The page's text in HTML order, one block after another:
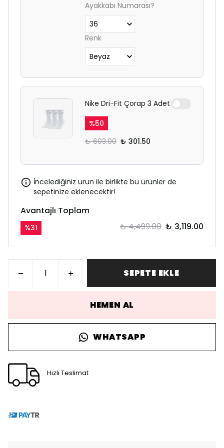
Ayakkabı Numarası?
Renk
Nike Dri-Fit Çorap 3 Adet
%50
₺ 603.00 ₺ 301.50
İncelediğiniz ürün ile birlikte bu ürünler de
sepetinize eklenecektir!
Avantajlı Toplam
%31 ₺ 4,499.00 ₺ 3,119.00
SEPETE EKLE
HEMEN AL
WHATSAPP
Hızlı Teslimat